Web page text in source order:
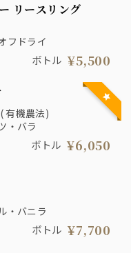
ー リースリング
フドライ
ボトル ¥5,500
有機農法)
・バラ
ボトル ¥6,050
・バニラ
ボトル ¥7,700